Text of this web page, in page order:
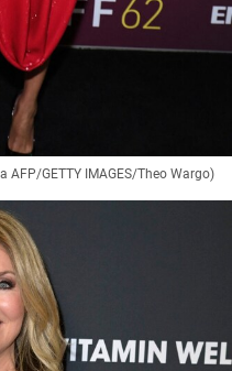
AFP/GETTY IMAGES/Theo Wargo)